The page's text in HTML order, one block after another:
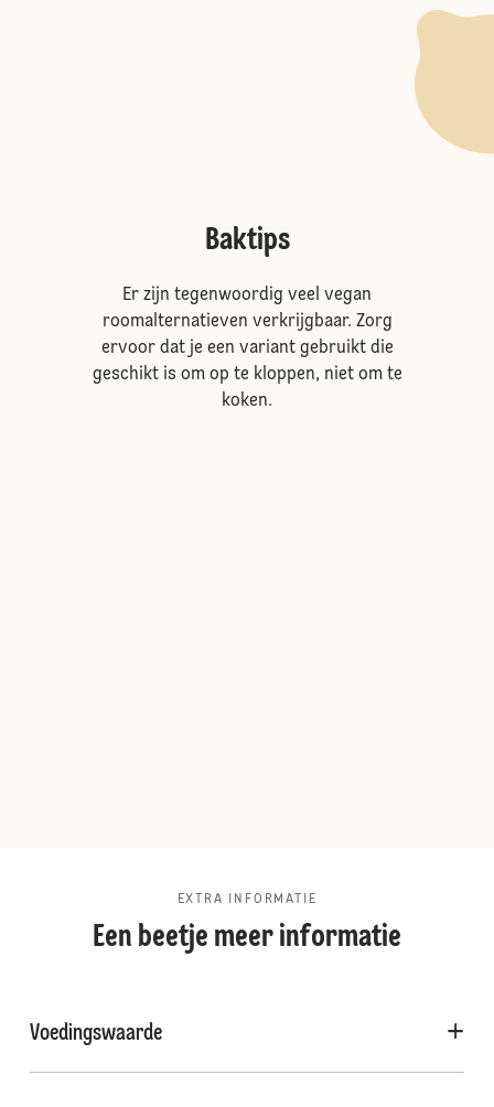
Baktips
Er zijn tegenwoordig veel vegan
roomalternatieven verkrijgbaar. Zorg
ervoor dat je een variant gebruikt die
geschikt is om op te kloppen, niet om te
koken.
EXTRA INFORMATIE
Een beetje meer informatie
Voedingswaarde